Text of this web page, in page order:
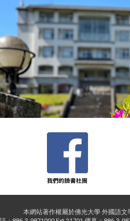
本網站著作權屬於佛光大學 外國語文